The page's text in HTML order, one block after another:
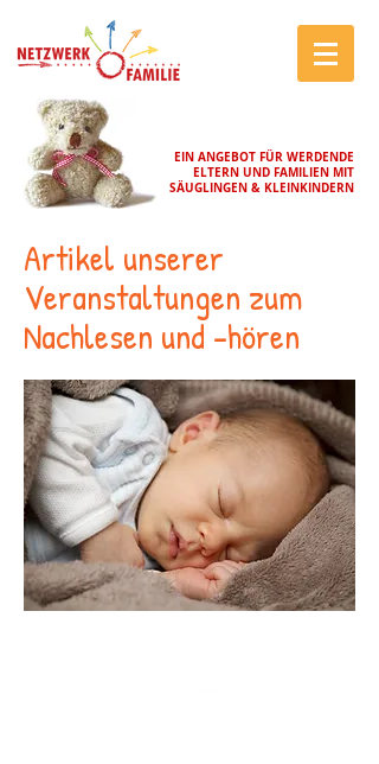
EIN ANGEBOT FÜR WERDENDE
ELTERN UND FAMILIEN MIT
SÄUGLINGEN & KLEINKINDERN
Artikel unserer
Veranstaltungen zum
Nachlesen und -hören